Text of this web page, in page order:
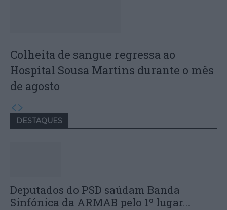
Colheita de sangue regressa ao
Hospital Sousa Martins durante o mês
de agosto
DESTAQUES
Deputados do PSD saúdam Banda
Sinfónica da ARMAB pelo 1º lugar...